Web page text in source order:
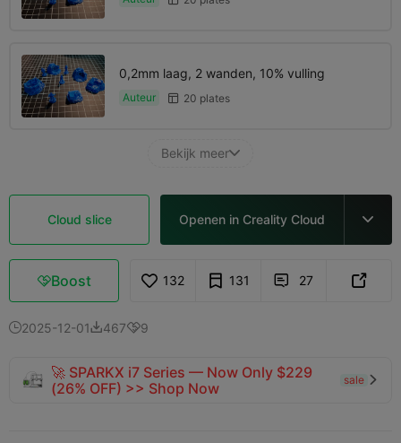
0,2mm laag, 2 wanden, 10% vulling
Auteur  20 plates
Bekijk meer
Cloud slice Openen in Creality Cloud 
Boost 132 131  27 
2025-12-014679
🚀 SPARKX i7 Series — Now Only $229
(26% OFF) >> Shop Now
sale 